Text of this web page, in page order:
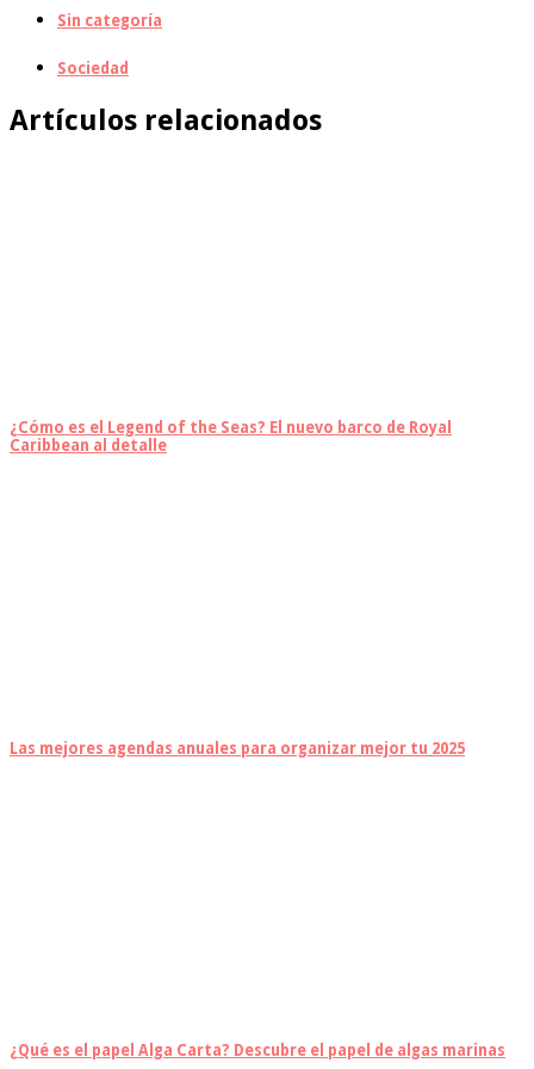
Sin categoría
Sociedad
Artículos relacionados
¿Cómo es el Legend of the Seas? El nuevo barco de Royal
Caribbean al detalle
Las mejores agendas anuales para organizar mejor tu 2025
¿Qué es el papel Alga Carta? Descubre el papel de algas marinas